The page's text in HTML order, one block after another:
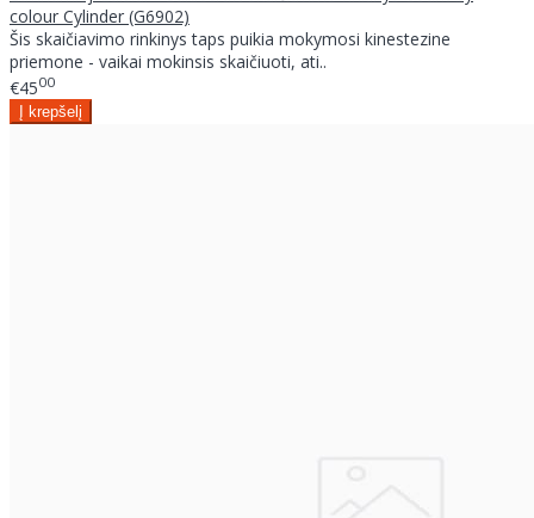
colour Cylinder (G6902)
Šis skaičiavimo rinkinys taps puikia mokymosi kinestezine
priemone - vaikai mokinsis skaičiuoti, ati..
€4500